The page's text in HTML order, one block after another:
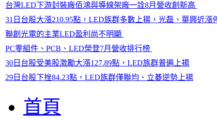
台灣LED下游封裝廠佰鴻與導線架廠一詮8月營收創新高
31日台股大漲210.95點，LED族群多數上揚，光磊、華興近漲
聯創光電的主業LED盈利尚不明顯
PC零組件、PCB、LED榮登7月營收排行榜
30日台股受美股激勵大漲127.89點，LED族群普遍上揚
29日台股下挫84.23點，LED族群僅聯均、立碁逆勢上揚
首頁